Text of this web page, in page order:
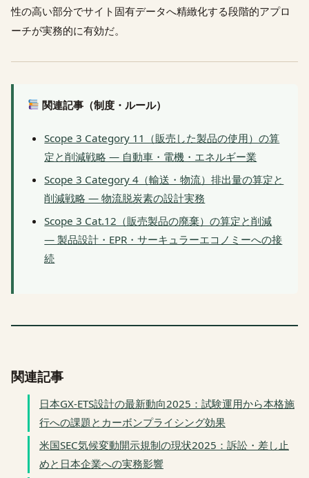
性の高い部分でサイト固有データへ精緻化する段階的アプロ
ーチが実務的に有効だ。
関連記事（制度・ルール）
Scope 3 Category 11（販売した製品の使用）の算
定と削減戦略 — 自動車・電機・エネルギー業
Scope 3 Category 4（輸送・物流）排出量の算定と
削減戦略 — 物流脱炭素の設計実務
Scope 3 Cat.12（販売製品の廃棄）の算定と削減
— 製品設計・EPR・サーキュラーエコノミーへの接
続
関連記事
日本GX-ETS設計の最新動向2025：試験運用から本格施
行への課題とカーボンプライシング効果
米国SEC気候変動開示規制の現状2025：訴訟・差し止
めと日本企業への実務影響